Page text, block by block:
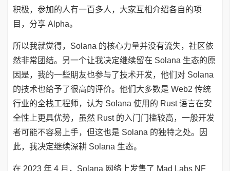
积极，参加的人有一百多人，大家互相介绍各自的项
目，分享 Alpha。
所以我就觉得，Solana 的核心力量并没有流失，社区依
然非常团结。另一个让我决定继续留在 Solana 生态的原
因是，我的一些朋友也参与了技术开发，他们对 Solana
的技术也给予了很高的评价。他们大多数是 Web2 传统
行业的全栈工程师，认为 Solana 使用的 Rust 语言在安
全性上更具优势，虽然 Rust 的入门门槛较高，一般开发
者可能不容易上手，但这也是 Solana 的独特之处。因
此，我决定继续深耕 Solana 生态。
在 2023 年 4 月，Solana 网络上发售了 Mad Labs NF